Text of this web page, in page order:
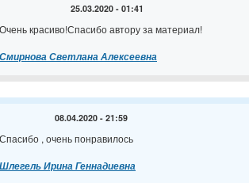
25.03.2020 - 01:41
Очень красиво!Спасибо автору за материал!
Смирнова Светлана Алексеевна
08.04.2020 - 21:59
Спасибо , очень понравилось
Шлегель Ирина Геннадиевна